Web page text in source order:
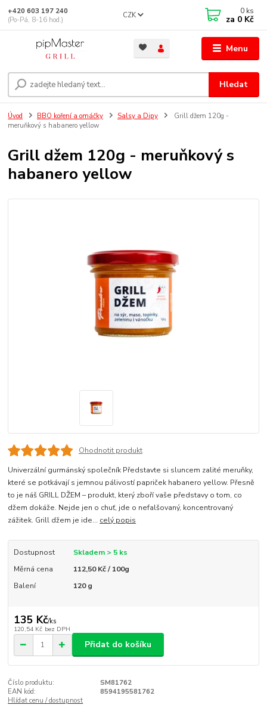
Menu
CZK
Hledat
+420 603 197 240
(Po-Pá, 8-16 hod.)
0 ks
za 0 Kč
Úvod BBQ koření a omáčky Salsy a Dipy
Grill džem 120g -
meruňkový s habanero yellow
Grill džem 120g - meruňkový s
habanero yellow
Ohodnotit produkt
Univerzální gurmánský společník Představte si sluncem zalité meruňky,
které se potkávají s jemnou pálivostí papriček habanero yellow. Přesně
to je náš GRILL DŽEM – produkt, který zboří vaše představy o tom, co
džem dokáže. Nejde jen o chuť, jde o nefalšovaný, koncentrovaný
zážitek. Grill džem je ide... celý popis
Dostupnost
Skladem > 5 ks
Měrná cena
112,50 Kč / 100g
Balení
120 g
135 Kč/ks
120,54 Kč bez DPH
Přidat do košíku
Číslo produktu:
SM81762
EAN kód:
8594195581762
Hlídat cenu / dostupnost